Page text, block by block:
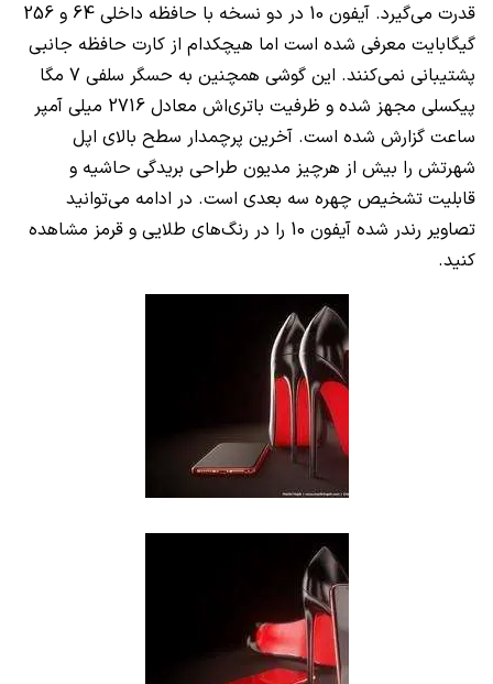
قدرت می‌گیرد. آیفون 10 در دو نسخه با حافظه داخلی 64 و 256
گیگابایت معرفی شده است اما هیچکدام از کارت حافظه جانبی
پشتیبانی نمی‌کنند. این گوشی همچنین به حسگر سلفی 7 مگا
پیکسلی مجهز شده و ظرفیت باتری‌اش معادل 2716 میلی آمپر
ساعت گزارش شده است. آخرین پرچمدار سطح بالای اپل
شهرتش را بیش از هرچیز مدیون طراحی بریدگی حاشیه و
قابلیت تشخیص چهره سه بعدی است. در ادامه می‌توانید
تصاویر رندر شده آیفون 10 را در رنگ‌های طلایی و قرمز مشاهده
کنید.